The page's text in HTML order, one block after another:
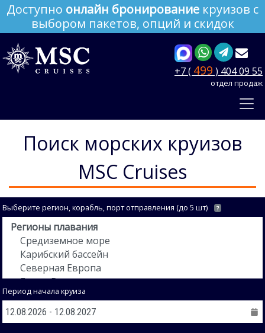
Доступно онлайн бронирование круизов с
выбором пакетов, опций и скидок
+7 ( 499 ) 404 09 55
отдел продаж
Поиск морских круизов
MSC Cruises
Выберите регион, корабль, порт отправления (до 5 шт) ?
Период начала круиза